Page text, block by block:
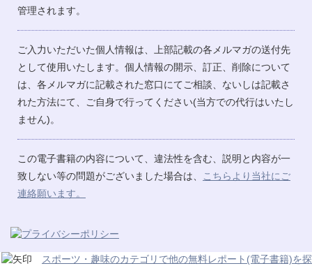
管理されます。
ご入力いただいた個人情報は、上部記載の各メルマガの送付先
として使用いたします。個人情報の開示、訂正、削除について
は、各メルマガに記載された窓口にてご相談、ないしは記載さ
れた方法にて、ご自身で行ってください(当方での代行はいたし
ません)。
この電子書籍の内容について、違法性を含む、説明と内容が一
致しない等の問題がございました場合は、
こちらより当社にご
連絡願います。
スポーツ・趣味のカテゴリで他の無料レポート(電子書籍)を探